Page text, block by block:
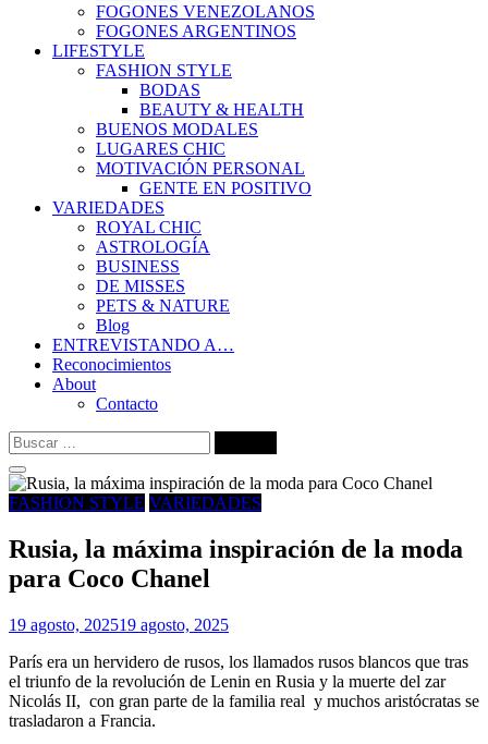
FOGONES VENEZOLANOS
FOGONES ARGENTINOS
LIFESTYLE
FASHION STYLE
BODAS
BEAUTY & HEALTH
BUENOS MODALES
LUGARES CHIC
MOTIVACIÓN PERSONAL
GENTE EN POSITIVO
VARIEDADES
ROYAL CHIC
ASTROLOGÍA
BUSINESS
DE MISSES
PETS & NATURE
Blog
ENTREVISTANDO A…
Reconocimientos
About
Contacto
Buscar:
FASHION STYLE VARIEDADES
Rusia, la máxima inspiración de la moda
para Coco Chanel
19 agosto, 202519 agosto, 2025
París era un hervidero de rusos, los llamados rusos blancos que tras
el triunfo de la revolución de Lenin en Rusia y la muerte del zar
Nicolás II, con gran parte de la familia real y muchos aristócratas se
trasladaron a Francia.